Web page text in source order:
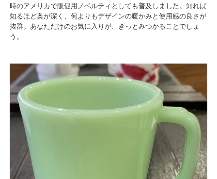
時のアメリカで販促用ノベルティとしても普及しました。知れば
知るほど奥が深く、何よりもデザインの暖かみと使用感の良さが
抜群。あなただけのお気に入りが、きっとみつかることでしょ
う。